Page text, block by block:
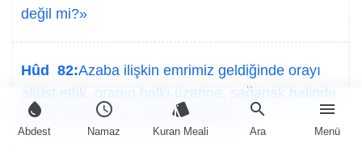
water_drop
Abdest
schedule
Namaz
style
Kuran Meali
search
Ara
menu
Menü
değil mi?»
Hûd 82:Azaba ilişkin emrimiz geldiğinde orayı
altüst ettik, oranın halkı üzerine, sağanak halinde
balçıkla kaplanmış taşlar yağdırdık.